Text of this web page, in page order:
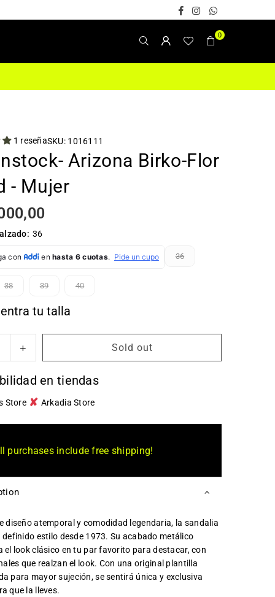
FacebookInstagram
Whatsapp
0
1 reseñaSKU: 1016111
Arizona Birko-Flor
- Mujer
36
36
38 39 40
tu talla
Increase
quantity
for
Birkenstock-
Arizona
Gold
Sold out
en tiendas
Store ✘ Arkadia Store
purchases include free shipping!
diseño atemporal y comodidad legendaria, la sandalia
definido estilo desde 1973. Su acabado metálico
el look clásico en tu par favorito para destacar, con
que realzan el look. Con una original plantilla
para mayor sujeción, se sentirá única y exclusiva
que la lleves.